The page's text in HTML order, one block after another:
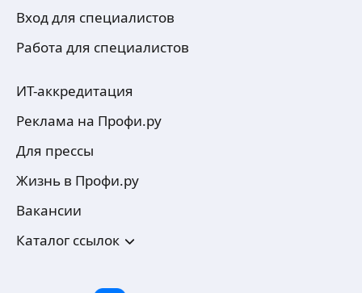
Вход для специалистов
Работа для специалистов
ИТ-аккредитация
Реклама на Профи.ру
Для прессы
Жизнь в Профи.ру
Вакансии
Каталог ссылок